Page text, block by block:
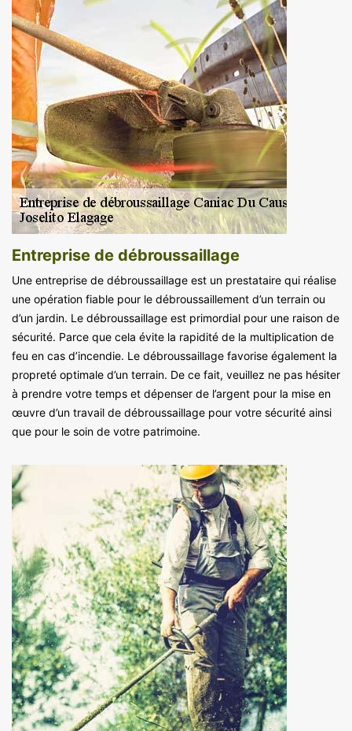
Entreprise de débroussaillage
Une entreprise de débroussaillage est un prestataire qui réalise
une opération fiable pour le débroussaillement d’un terrain ou
d’un jardin. Le débroussaillage est primordial pour une raison de
sécurité. Parce que cela évite la rapidité de la multiplication de
feu en cas d’incendie. Le débroussaillage favorise également la
propreté optimale d’un terrain. De ce fait, veuillez ne pas hésiter
à prendre votre temps et dépenser de l’argent pour la mise en
œuvre d’un travail de débroussaillage pour votre sécurité ainsi
que pour le soin de votre patrimoine.